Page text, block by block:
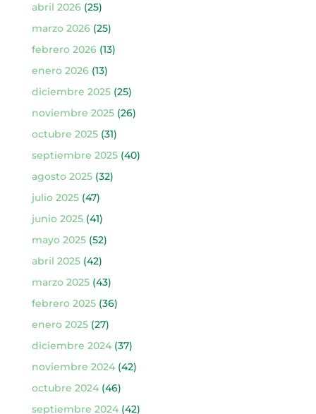
abril 2026(25)
marzo 2026(25)
febrero 2026(13)
enero 2026(13)
diciembre 2025(25)
noviembre 2025(26)
octubre 2025(31)
septiembre 2025(40)
agosto 2025(32)
julio 2025(47)
junio 2025(41)
mayo 2025(52)
abril 2025(42)
marzo 2025(43)
febrero 2025(36)
enero 2025(27)
diciembre 2024(37)
noviembre 2024(42)
octubre 2024(46)
septiembre 2024(42)